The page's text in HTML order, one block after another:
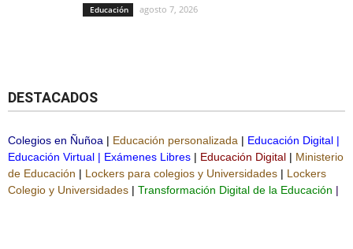
Educación agosto 7, 2026
DESTACADOS
Colegios en Ñuñoa | Educación personalizada | Educación Digital |
Educación Virtual | Exámenes Libres | Educación Digital | Ministerio
de Educación | Lockers para colegios y Universidades | Lockers
Colegio y Universidades | Transformación Digital de la Educación |